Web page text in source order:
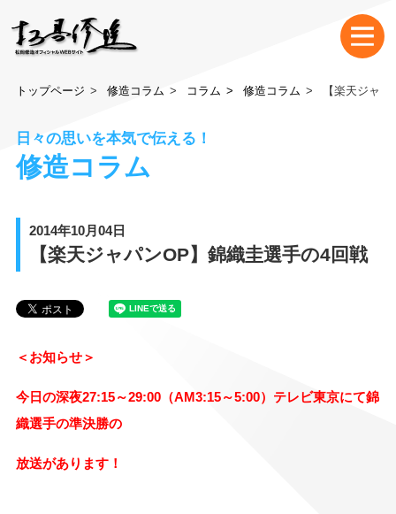
トップページ 修造コラム コラム 修造コラム 【楽天ジャ
日々の思いを本気で伝える！
修造コラム
2014年10月04日
【楽天ジャパンOP】錦織圭選手の4回戦
＜お知らせ＞
今日の深夜27:15～29:00（AM3:15～5:00）テレビ東京にて錦
織選手の準決勝の
放送があります！